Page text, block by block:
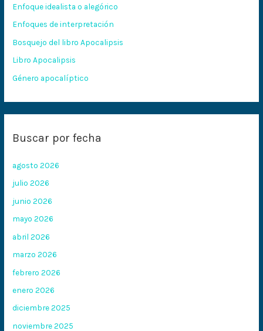
p
o
r
:
Enfoque idealista o alegórico
Enfoques de interpretación
Bosquejo del libro Apocalipsis
Libro Apocalipsis
Género apocalíptico
Buscar por fecha
agosto 2026
julio 2026
junio 2026
mayo 2026
abril 2026
marzo 2026
febrero 2026
enero 2026
diciembre 2025
noviembre 2025